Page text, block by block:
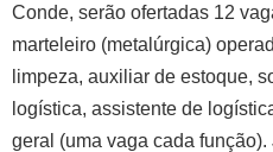
Conde, serão ofertadas 12
marteleiro (metalúrgica)
limpeza, auxiliar de estoque,
logística, assistente de
geral (uma vaga cada